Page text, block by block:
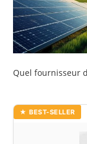
Quel fournisseur
★ BEST-SELLER